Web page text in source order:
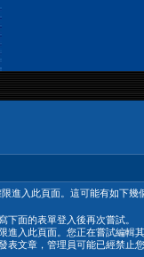
進入此頁面。這可能有如下幾
下面的表單登入後再次嘗試。
進入此頁面。您正在嘗試編輯
表文章，管理員可能已經禁止